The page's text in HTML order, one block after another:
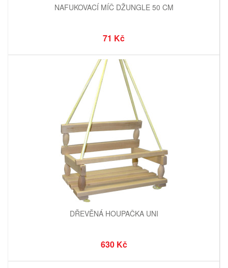
NAFUKOVACÍ MÍČ DŽUNGLE 50 CM
71 Kč
DŘEVĚNÁ HOUPAČKA UNI
630 Kč